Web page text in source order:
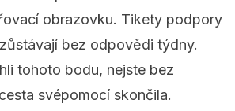
obrazovku. Tikety podpory
bez odpovědi týdny.
tohoto bodu, nejste bez
svépomocí skončila.